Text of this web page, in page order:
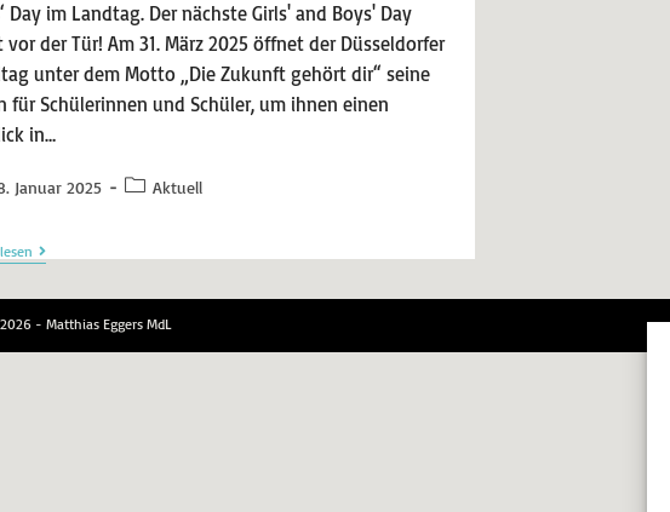
Day im Landtag. Der nächste Girls' and Boys' Day
der Tür! Am 31. März 2025 öffnet der Düsseldorfer
unter dem Motto „Die Zukunft gehört dir“ seine
für Schülerinnen und Schüler, um ihnen einen
in…
Januar 2025 Aktuell
- Matthias Eggers MdL